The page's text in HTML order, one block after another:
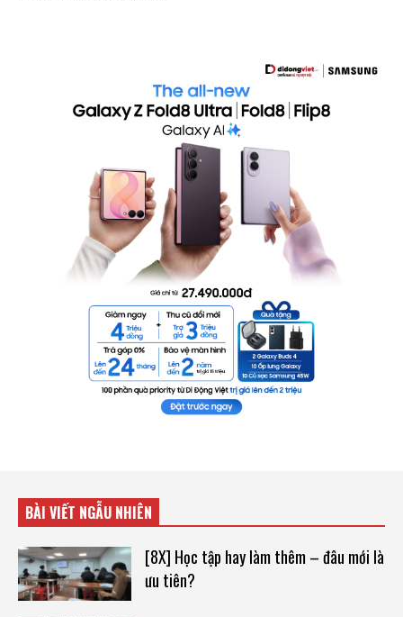
BÀI VIẾT NGẪU NHIÊN
[8X] Học tập hay làm thêm – đâu mới là
ưu tiên?